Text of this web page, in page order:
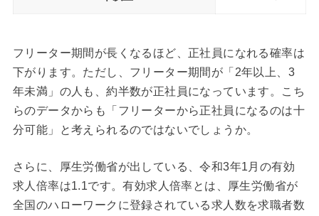
フリーター期間が長くなるほど、正社員になれる確率は
下がります。ただし、フリーター期間が「2年以上、3
年未満」の人も、約半数が正社員になっています。こち
らのデータからも「フリーターから正社員になるのは十
分可能」と考えられるのではないでしょうか。
さらに、厚生労働省が出している、令和3年1月の有効
求人倍率は1.1です。有効求人倍率とは、厚生労働省が
全国のハローワークに登録されている求人数を求職者数